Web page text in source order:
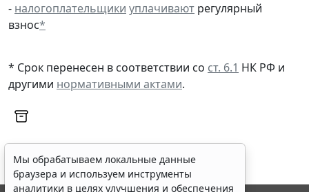
- налогоплательщики уплачивают регулярный
взнос*
* Срок перенесен в соответствии со ст. 6.1 НК РФ и
другими нормативными актами.
Мы обрабатываем локальные данные
браузера и используем инструменты
аналитики в целях улучшения и обеспечения